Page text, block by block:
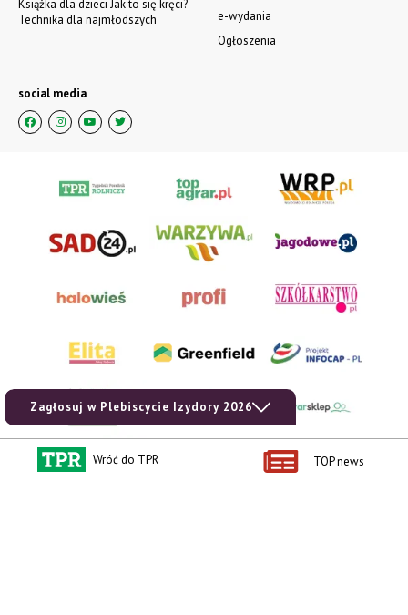
Zagłosuj w Plebiscycie Izydory 2026
e-wydania
Ogłoszenia
Książka dla dzieci Jak to się kręci?
Technika dla najmłodszych
social media
Wróć do TPR TOP news